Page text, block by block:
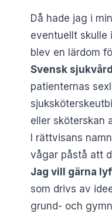
Då hade jag i
eventuellt skulle
blev en lärdom
Svensk
patienternas
eller sköterskan
I rättvisans
vågar påstå att
Jag vill gärna
som drivs av
grund- och